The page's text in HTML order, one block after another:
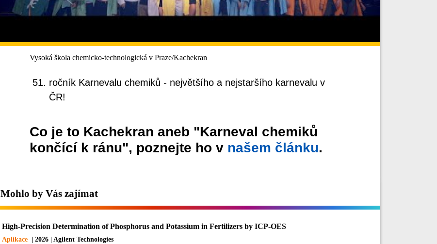
Vysoká škola chemicko-technologická v Praze/Kachekran
ročník Karnevalu chemiků - největšího a nejstaršího karnevalu v
ČR!
Co je to Kachekran aneb "Karneval chemiků
končící k ránu", poznejte ho v našem článku.
Mohlo by Vás zajímat
High-Precision Determination of Phosphorus and Potassium in Fertilizers by ICP-OES
Aplikace | 2026 | Agilent Technologies